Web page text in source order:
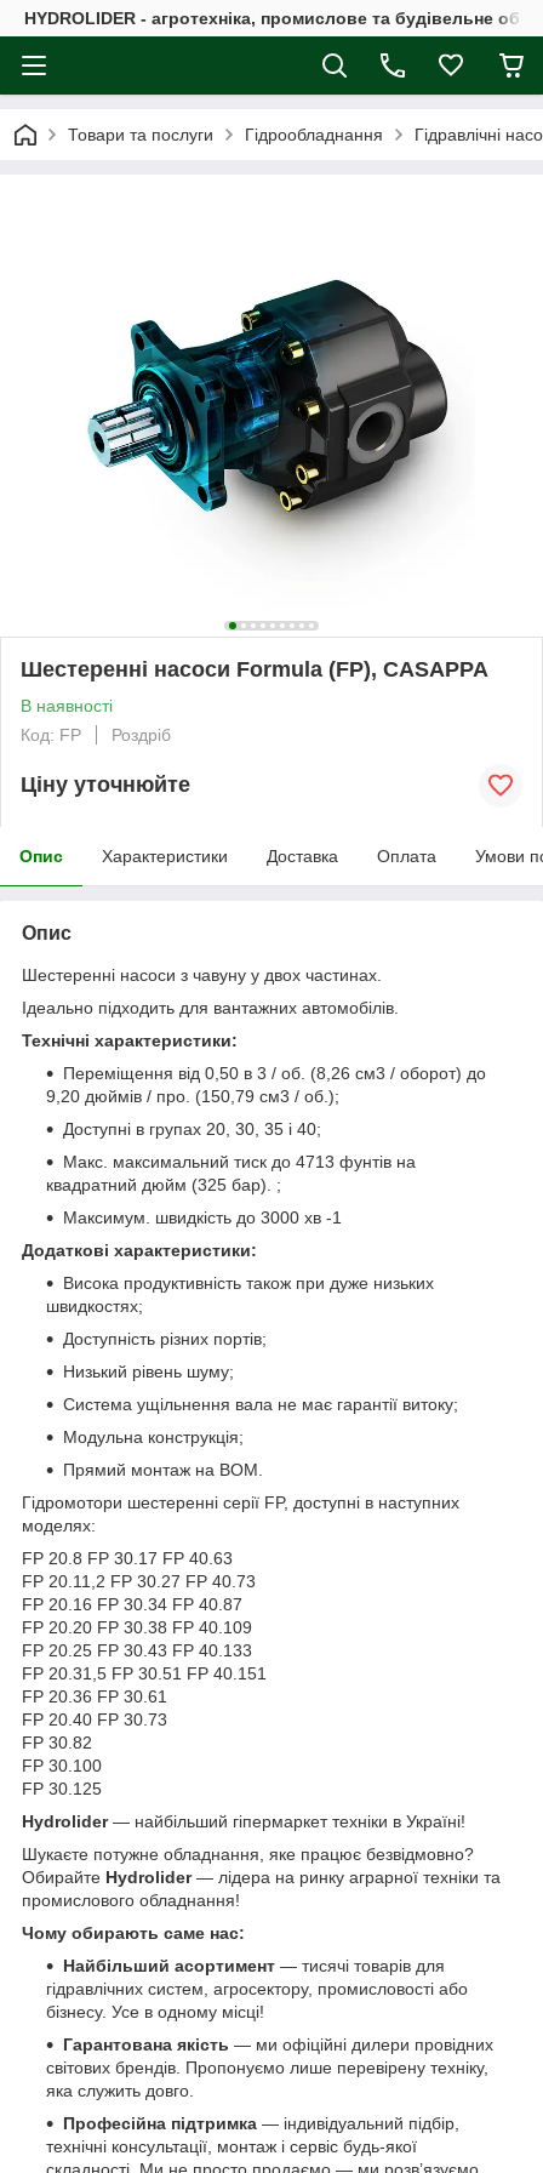
HYDROLIDER - агротехніка, промислове та будівельне
Товари та послуги Гідрообладнання Гідравлічні
Шестеренні насоси Formula (FP), CASAPPA
В наявності
Код: FP
Роздріб
Ціну уточнюйте
Опис Характеристики Доставка Оплата Умови
Опис
Шестеренні насоси з чавуну у двох частинах.
Ідеально підходить для вантажних автомобілів.
Технічні характеристики:
Переміщення від 0,50 в 3 / об. (8,26 см3 / оборот) до
9,20 дюймів / про. (150,79 см3 / об.);
Доступні в групах 20, 30, 35 і 40;
Макс. максимальний тиск до 4713 фунтів на
квадратний дюйм (325 бар). ;
Максимум. швидкість до 3000 хв -1
Додаткові характеристики:
Висока продуктивність також при дуже низьких
швидкостях;
Доступність різних портів;
Низький рівень шуму;
Система ущільнення вала не має гарантії витоку;
Модульна конструкція;
Прямий монтаж на ВОМ.
Гідромотори шестеренні серії FP, доступні в наступних
моделях:
FP 20.8 FP 30.17 FP 40.63
FP 20.11,2 FP 30.27 FP 40.73
FP 20.16 FP 30.34 FP 40.87
FP 20.20 FP 30.38 FP 40.109
FP 20.25 FP 30.43 FP 40.133
FP 20.31,5 FP 30.51 FP 40.151
FP 20.36 FP 30.61
FP 20.40 FP 30.73
FP 30.82
FP 30.100
FP 30.125
Hydrolider— найбільший гіпермаркет техніки в Україні!
Шукаєте потужне обладнання, яке працює безвідмовно?
Обирайте Hydrolider— лідера на ринку аграрної техніки та
промислового обладнання!
Чому обирають саме нас:
Найбільший асортимент — тисячі товарів для
гідравлічних систем, агросектору, промисловості або
бізнесу. Усе в одному місці!
Гарантована якість — ми офіційні дилери провідних
світових брендів. Пропонуємо лише перевірену техніку,
яка служить довго.
Професійна підтримка — індивідуальний підбір,
технічні консультації, монтаж і сервіс будь-якої
складності. Ми не просто продаємо — ми розв’язуємо